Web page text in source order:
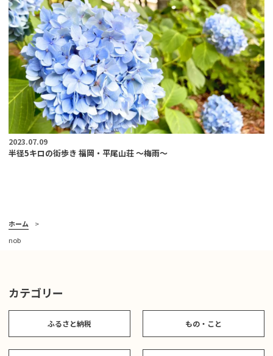
2023.07.09
半径5キロの街歩き 福岡・平尾山荘 〜梅雨〜
ホーム
nob
カテゴリー
ふるさと納税 もの・こと